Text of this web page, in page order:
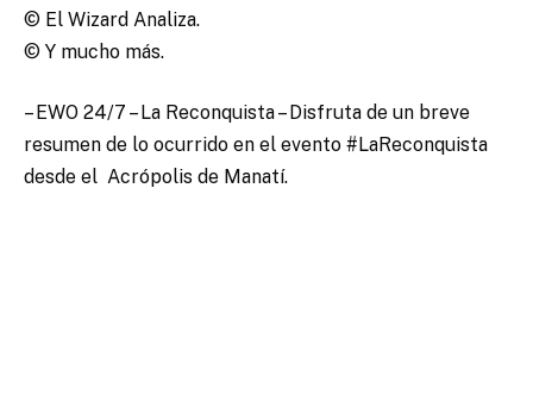
© El Wizard Analiza.
© Y mucho más.
– EWO 24/7 – La Reconquista – Disfruta de un breve
resumen de lo ocurrido en el evento ‪#‎LaReconquista‬
desde el ‬ Acrópolis de Manatí.